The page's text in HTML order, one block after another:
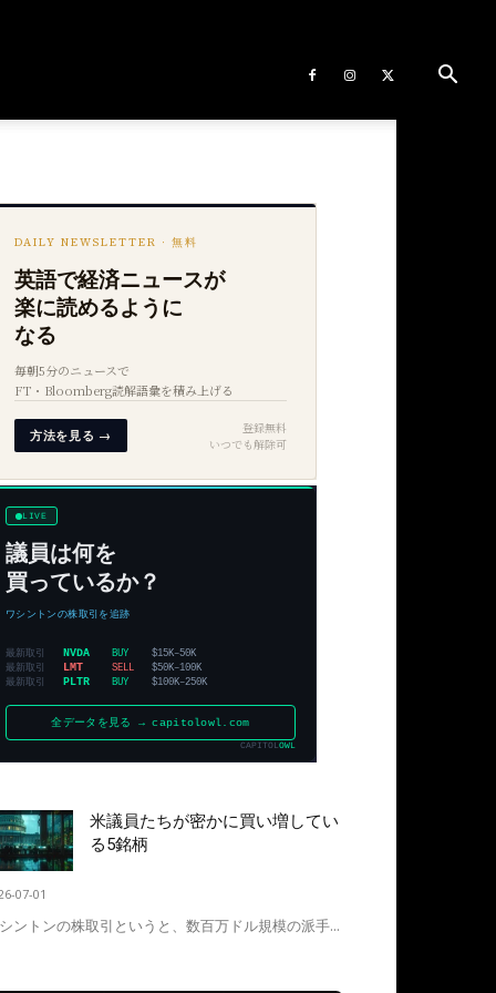
米議員たちが密かに買い増してい
る5銘柄
07-01
ントンの株取引というと、数百万ドル規模の派手...